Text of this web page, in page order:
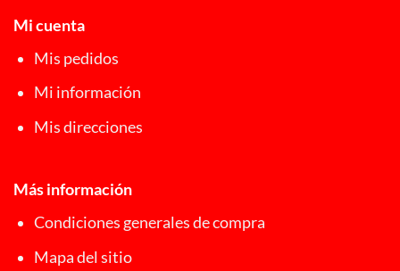
Mi cuenta
Mis pedidos
Mi información
Mis direcciones
Más información
Condiciones generales de compra
Mapa del sitio